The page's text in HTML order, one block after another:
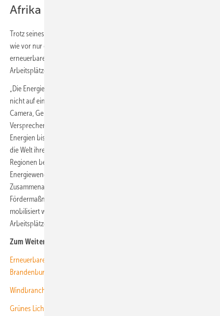
Afrika ist (noch) abgeschlagen
Trotz seines enormen Ressourcenpotenzials entfällt auf Afrika nach
wie vor nur ein geringer Anteil der weltweiten Investitionen in
erneuerbare Energien, was sich im Jahr 2023 in insgesamt 324.000
Arbeitsplätzen im Bereich der erneuerbaren Energien niederschlug.
„Die Energiewende und ihr sozioökonomischer Nutzen dürfen sich
nicht auf eine oder zwei Regionen beschränken“, sagte Francesco La
Camera, Generaldirektor der Irena. „ Wenn wir unser gemeinsames
Versprechen, die Stromerzeugungskapazität aus erneuerbaren
Energien bis 2030 zu verdreifachen, wirklich einhalten möchten, muss
die Welt ihre Anstrengungen intensivieren und marginalisierte
Regionen bei der Beseitigung von Hindernissen auf ihrem Weg zur
Energiewende unterstützen.“ Er forderte eine verstärkte internationale
Zusammenarbeit, um mehr Finanzmittel für politische
Fördermaßnahmen und den Aufbau von Kapazitäten in Ländern
mobilisiert werden, die bislang nicht von der Schaffung neuer
Arbeitsplätze durch erneuerbare Energien profitierten. (kw)
Zum Weiterlesen:
Erneuerbare könnten bis 2030 über 1 Milliarde Euro jährlich für
Brandenburg generieren
Windbranche warnt vor außereuropäischen Wettbewerbern
Grünes Licht für 300 Millionen-Investition: Neue Monopile-Produktion